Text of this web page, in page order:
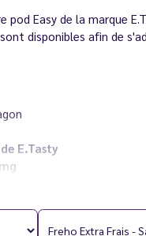
pod Easy de la marque
disponibles afin de
E.Tasty